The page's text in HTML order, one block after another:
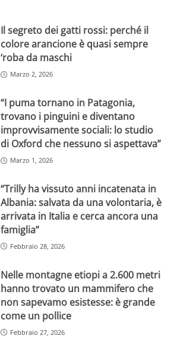
Il segreto dei gatti rossi: perché il
colore arancione è quasi sempre
‘roba da maschi
Marzo 2, 2026
“I puma tornano in Patagonia,
trovano i pinguini e diventano
improvvisamente sociali: lo studio
di Oxford che nessuno si aspettava”
Marzo 1, 2026
“Trilly ha vissuto anni incatenata in
Albania: salvata da una volontaria, è
arrivata in Italia e cerca ancora una
famiglia”
Febbraio 28, 2026
Nelle montagne etiopi a 2.600 metri
hanno trovato un mammifero che
non sapevamo esistesse: è grande
come un pollice
Febbraio 27, 2026